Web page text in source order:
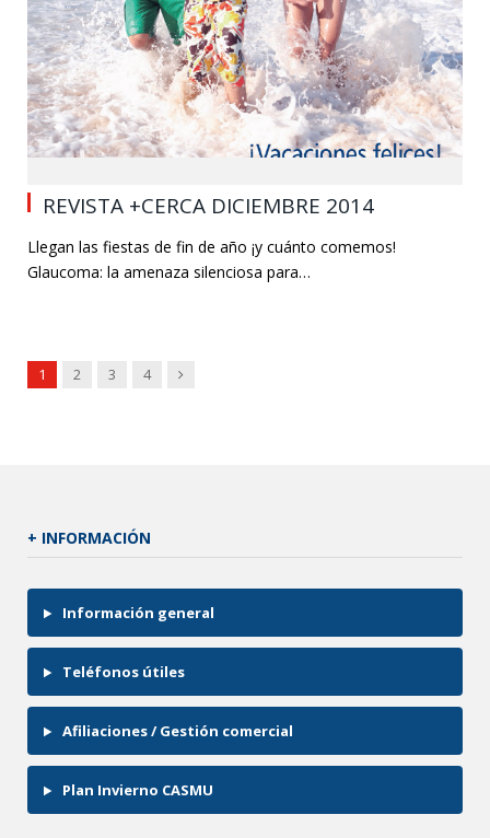
REVISTA +CERCA DICIEMBRE 2014
Llegan las fiestas de fin de año ¡y cuánto comemos!
Glaucoma: la amenaza silenciosa para…
1 2 3 4 Siguiente
+ INFORMACIÓN
Información general
Teléfonos útiles
Afiliaciones / Gestión comercial
Plan Invierno CASMU